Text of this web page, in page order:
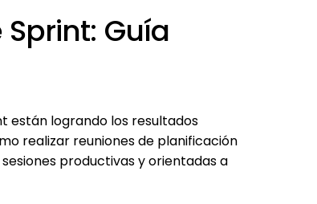
Guía
están logrando los resultados
realizar reuniones de planificación
productivas y orientadas a